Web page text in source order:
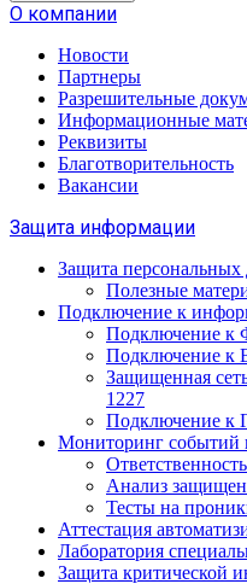
О компании
Новости
Партнеры
Разрешительные
Информационные
Реквизиты
Благотворительность
Вакансии
Защита информации
Защита
Полезные
Подключение к
Подключение
Подключение к
Защищенная
1227
Подключение к
Мониторинг
Анализ
Тесты на
Аттестация
Лаборатория
Защита критической